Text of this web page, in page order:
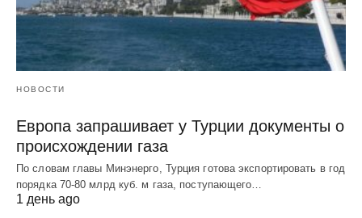
НОВОСТИ
Европа запрашивает у Турции документы о
происхождении газа
По словам главы Минэнерго, Турция готова экспортировать в год
порядка 70-80 млрд куб. м газа, поступающего…
1 день ago